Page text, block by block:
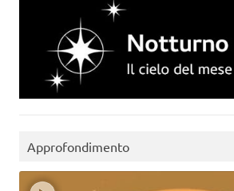
Approfondimento